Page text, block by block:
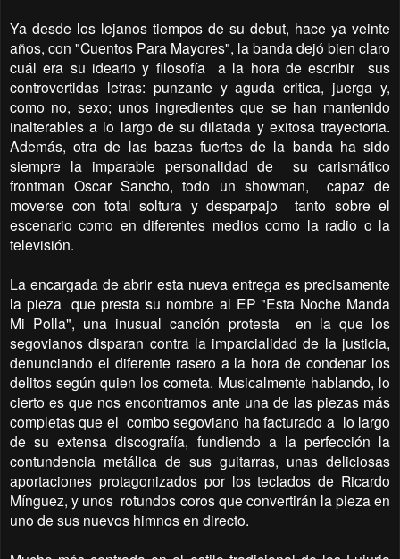
Ya desde los lejanos tiempos de su debut, hace ya veinte
años, con "Cuentos Para Mayores", la banda dejó bien claro
cuál era su ideario y filosofía
a la hora de escribir
sus
controvertidas letras: punzante y aguda critica, juerga y,
como no, sexo; unos ingredientes que se han mantenido
inalterables a lo largo de su dilatada y exitosa trayectoria.
Además, otra de las bazas fuertes de la banda ha sido
siempre la imparable personalidad de
su carismático
frontman Oscar Sancho, todo un showman,
capaz de
moverse con total soltura y desparpajo
tanto sobre el
escenario como en diferentes medios como la radio o la
televisión.
La encargada de abrir esta nueva entrega es precisamente
la pieza que presta su nombre al EP "Esta Noche Manda
Mi Polla", una inusual canción protesta
en la que los
segovianos disparan contra la imparcialidad de la justicia,
denunciando el diferente rasero a la hora de condenar los
delitos según quien los cometa. Musicalmente hablando, lo
cierto es que nos encontramos ante una de las piezas más
completas que el combo segoviano ha facturado a lo largo
de su extensa discografía, fundiendo a la perfección la
contundencia metálica de sus guitarras, unas deliciosas
aportaciones protagonizados por los teclados de Ricardo
Mínguez, y unos rotundos coros que convertirán la pieza en
uno de sus nuevos himnos en directo.